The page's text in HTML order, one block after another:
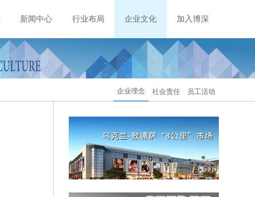
新闻中心 行业布局 企业文化 加入博深
企业理念 社会责任 员工活动